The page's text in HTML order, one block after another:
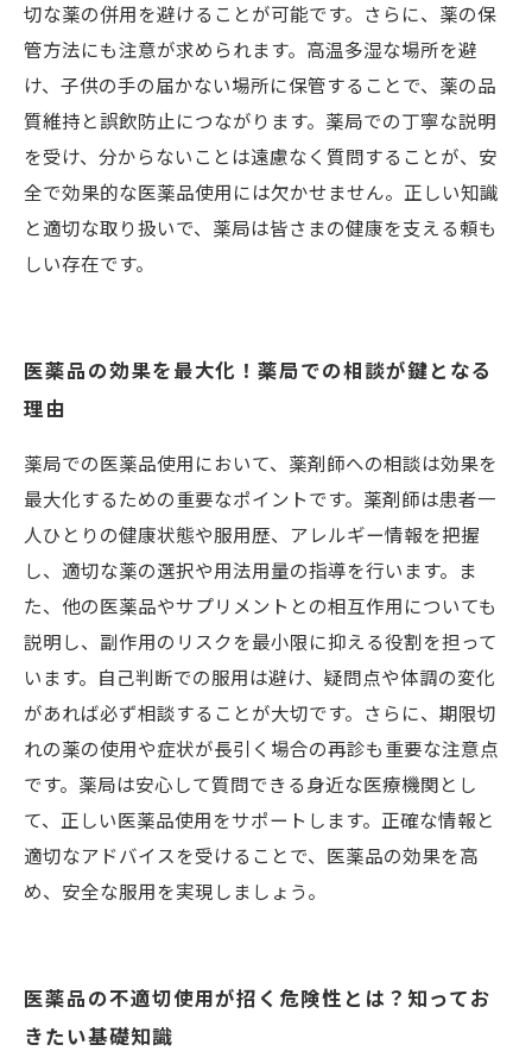
切な薬の併用を避けることが可能です。さらに、薬の保
管方法にも注意が求められます。高温多湿な場所を避
け、子供の手の届かない場所に保管することで、薬の品
質維持と誤飲防止につながります。薬局での丁寧な説明
を受け、分からないことは遠慮なく質問することが、安
全で効果的な医薬品使用には欠かせません。正しい知識
と適切な取り扱いで、薬局は皆さまの健康を支える頼も
しい存在です。
医薬品の効果を最大化！薬局での相談が鍵となる
理由
薬局での医薬品使用において、薬剤師への相談は効果を
最大化するための重要なポイントです。薬剤師は患者一
人ひとりの健康状態や服用歴、アレルギー情報を把握
し、適切な薬の選択や用法用量の指導を行います。ま
た、他の医薬品やサプリメントとの相互作用についても
説明し、副作用のリスクを最小限に抑える役割を担って
います。自己判断での服用は避け、疑問点や体調の変化
があれば必ず相談することが大切です。さらに、期限切
れの薬の使用や症状が長引く場合の再診も重要な注意点
です。薬局は安心して質問できる身近な医療機関とし
て、正しい医薬品使用をサポートします。正確な情報と
適切なアドバイスを受けることで、医薬品の効果を高
め、安全な服用を実現しましょう。
医薬品の不適切使用が招く危険性とは？知ってお
きたい基礎知識